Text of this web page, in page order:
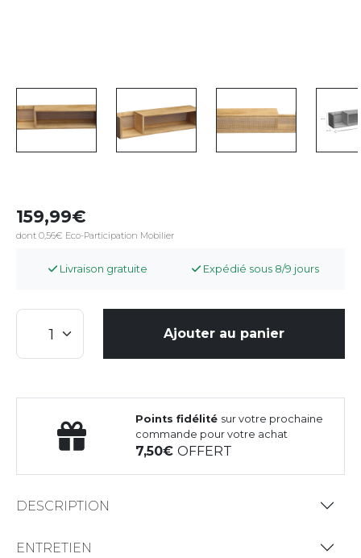
159,99
dont 0,56€ Eco-Participation Mobilier
Livraison gratuite Expédié sous 8/9 jours
Ajouter au panier
Points fidélité sur votre prochaine
commande pour votre achat
7,50OFFERT
DESCRIPTION
ENTRETIEN